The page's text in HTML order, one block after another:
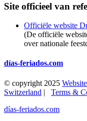
Site officieel van
Officiële website
(De officiële
over nationale
días-feriados.com
© copyright 2025
Switzerland | Terms &
días-feriados.com